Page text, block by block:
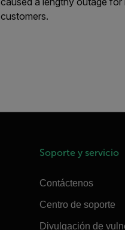
customers.
Soporte y servicio
Contáctenos
Centro de soporte
Divulgación de